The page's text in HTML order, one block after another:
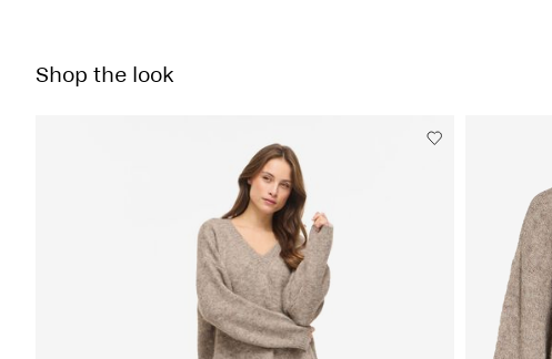
Shop the look